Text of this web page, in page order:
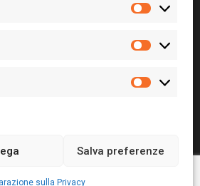
Statistiche
Marketing
Salva preferenze
sulla Privacy